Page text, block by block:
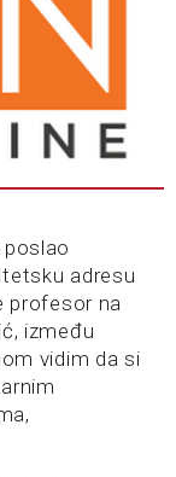
adresu
profesor na
između
vidim da si